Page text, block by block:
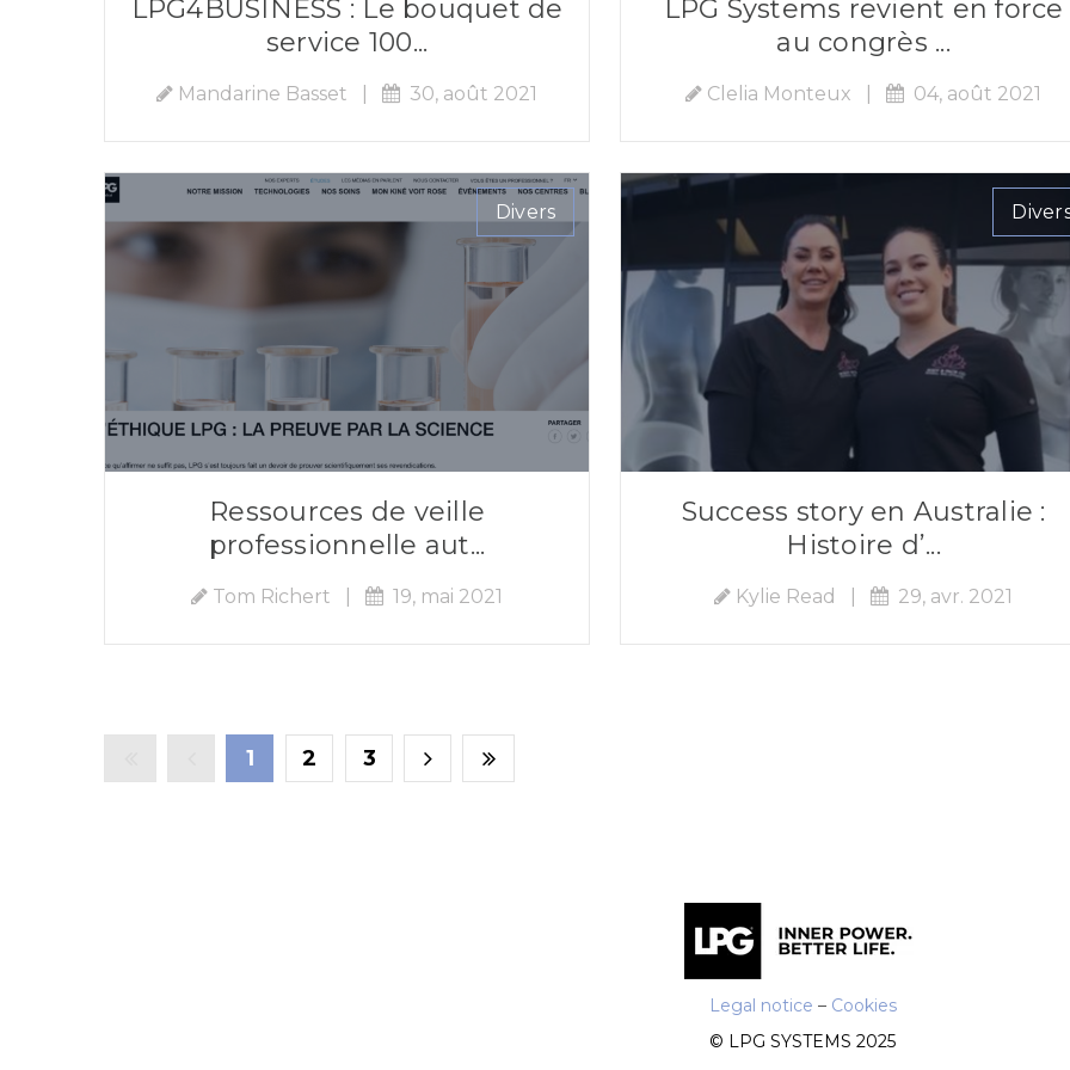
LPG4BUSINESS : Le bouquet de
service 100...
Mandarine Basset | 30, août 2021
LPG Systems revient en force
au congrès ...
Clelia Monteux | 04, août 2021
Divers
Ressources de veille
professionnelle aut...
Tom Richert | 19, mai 2021
Success story en Australie :
Histoire d’...
Kylie Read | 29, avr. 2021
1 2 3
Legal notice – Cookies
© LPG SYSTEMS 2025